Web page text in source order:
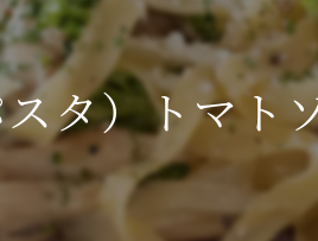
洋食
ランチ
ディナー
テイクアウト
タ）トマト